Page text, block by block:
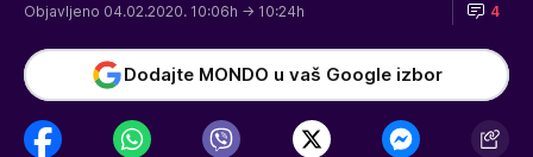
Objavljeno 04.02.2020. 10:06h → 10:24h 4
Dodajte MONDO u vaš Google izbor